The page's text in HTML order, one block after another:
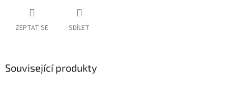
ZEPTAT SE SDÍLET
Související produkty